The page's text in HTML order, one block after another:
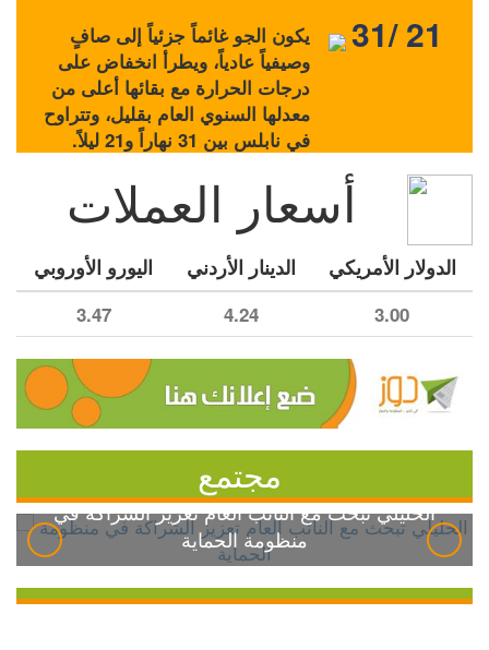
يكون الجو غائماً جزئياً إلى صافٍ
وصيفياً عادياً، ويطرأ انخفاض على
درجات الحرارة مع بقائها أعلى من
معدلها السنوي العام بقليل، وتتراوح
في نابلس بين 31 نهاراً و21 ليلاً.
31/ 21
أسعار العملات
الدولار الأمريكي الدينار الأردني اليورو الأوروبي
3.00
4.24
3.47
مجتمع
الخليلي تبحث مع النائب العام تعزيز الشراكة في
منظومة الحماية